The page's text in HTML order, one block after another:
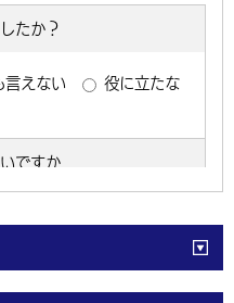
窓口の混雑状況